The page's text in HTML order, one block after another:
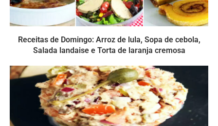
Receitas de Domingo: Arroz de lula, Sopa de cebola,
Salada landaise e Torta de laranja cremosa